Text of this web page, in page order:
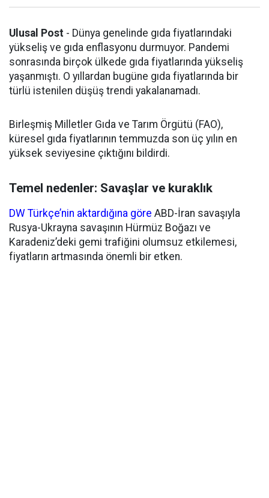
Ulusal Post - Dünya genelinde gıda fiyatlarındaki
yükseliş ve gıda enflasyonu durmuyor. Pandemi
sonrasında birçok ülkede gıda fiyatlarında yükseliş
yaşanmıştı. O yıllardan bugüne gıda fiyatlarında bir
türlü istenilen düşüş trendi yakalanamadı.
Birleşmiş Milletler Gıda ve Tarım Örgütü (FAO),
küresel gıda fiyatlarının temmuzda son üç yılın en
yüksek seviyesine çıktığını bildirdi.
Temel nedenler: Savaşlar ve kuraklık
DW Türkçe’nin aktardığına göre ABD-İran savaşıyla
Rusya-Ukrayna savaşının Hürmüz Boğazı ve
Karadeniz’deki gemi trafiğini olumsuz etkilemesi,
fiyatların artmasında önemli bir etken.